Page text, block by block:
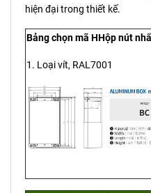
hiện đại trong thiết kế.
Bảng chọn mã HHộp nút
1. Loại vít, RAL7001